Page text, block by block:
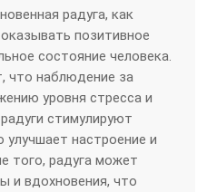
радуга, как
позитивное
состояние человека.
что наблюдение за
уровня стресса и
стимулируют
улучшает настроение и
того, радуга может
и вдохновения, что